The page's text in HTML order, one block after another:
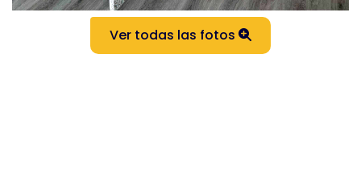
Ver todas las fotos